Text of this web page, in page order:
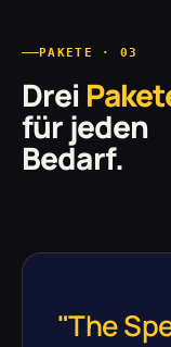
PAKETE · 03
Drei
für jeden
Bedarf.
"The